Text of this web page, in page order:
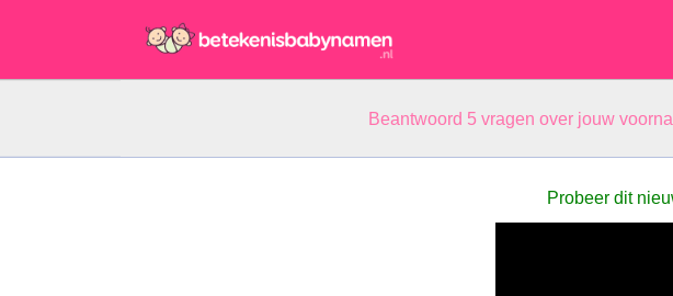
Beantwoord 5 vragen over jouw
Probeer dit